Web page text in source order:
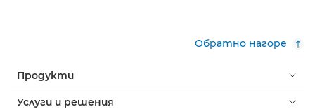
Обратно нагоре
Продукти
Услуги и решения